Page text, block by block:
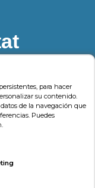
Barcelona
para hacer
su contenido.
de la navegación que
Puedes